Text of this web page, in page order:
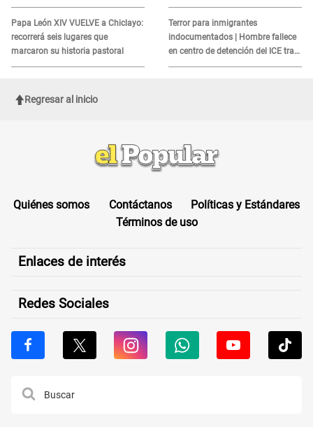
alerta sobre posibles réplicas
Papa León XIV VUELVE a Chiclayo:
recorrerá seis lugares que
marcaron su historia pastoral
MORTAL para consumidores: ¿Cuál
es?
Terror para inmigrantes
indocumentados | Hombre fallece
en centro de detención del ICE tras
sufrir una "emergencia médica"
Regresar al inicio
Quiénes somos Contáctanos
Políticas y Estándares
Términos de uso
Enlaces de interés
Redes Sociales